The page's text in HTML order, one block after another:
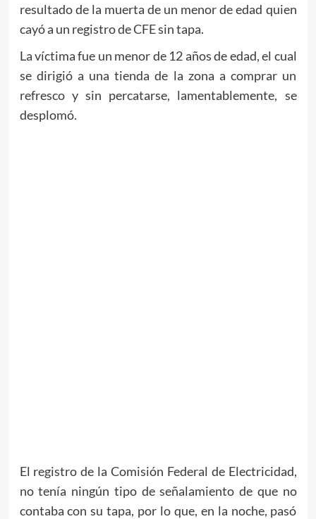
resultado de la muerta de un menor de edad quien
cayó a un registro de CFE sin tapa.
La víctima fue un menor de 12 años de edad, el cual
se dirigió a una tienda de la zona a comprar un
refresco y sin percatarse, lamentablemente, se
desplomó.
El registro de la Comisión Federal de Electricidad,
no tenía ningún tipo de señalamiento de que no
contaba con su tapa, por lo que, en la noche, pasó